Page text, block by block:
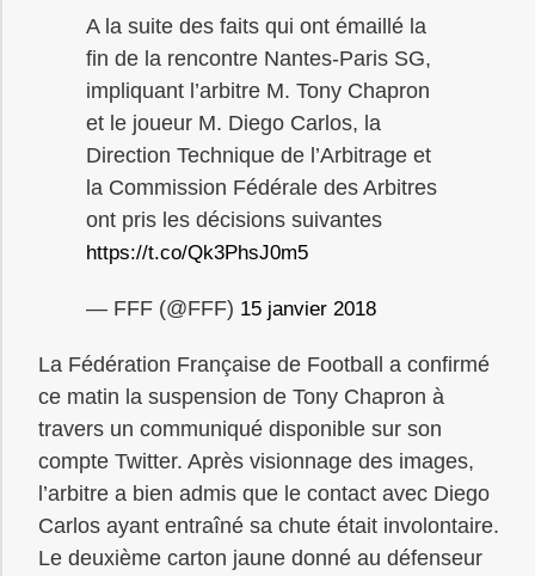
A la suite des faits qui ont émaillé la
fin de la rencontre Nantes-Paris SG,
impliquant l’arbitre M. Tony Chapron
et le joueur M. Diego Carlos, la
Direction Technique de l’Arbitrage et
la Commission Fédérale des Arbitres
ont pris les décisions suivantes
https://t.co/Qk3PhsJ0m5
— FFF (@FFF) 15 janvier 2018
La Fédération Française de Football a confirmé
ce matin la suspension de Tony Chapron à
travers un communiqué disponible sur son
compte Twitter. Après visionnage des images,
l’arbitre a bien admis que le contact avec Diego
Carlos ayant entraîné sa chute était involontaire.
Le deuxième carton jaune donné au défenseur